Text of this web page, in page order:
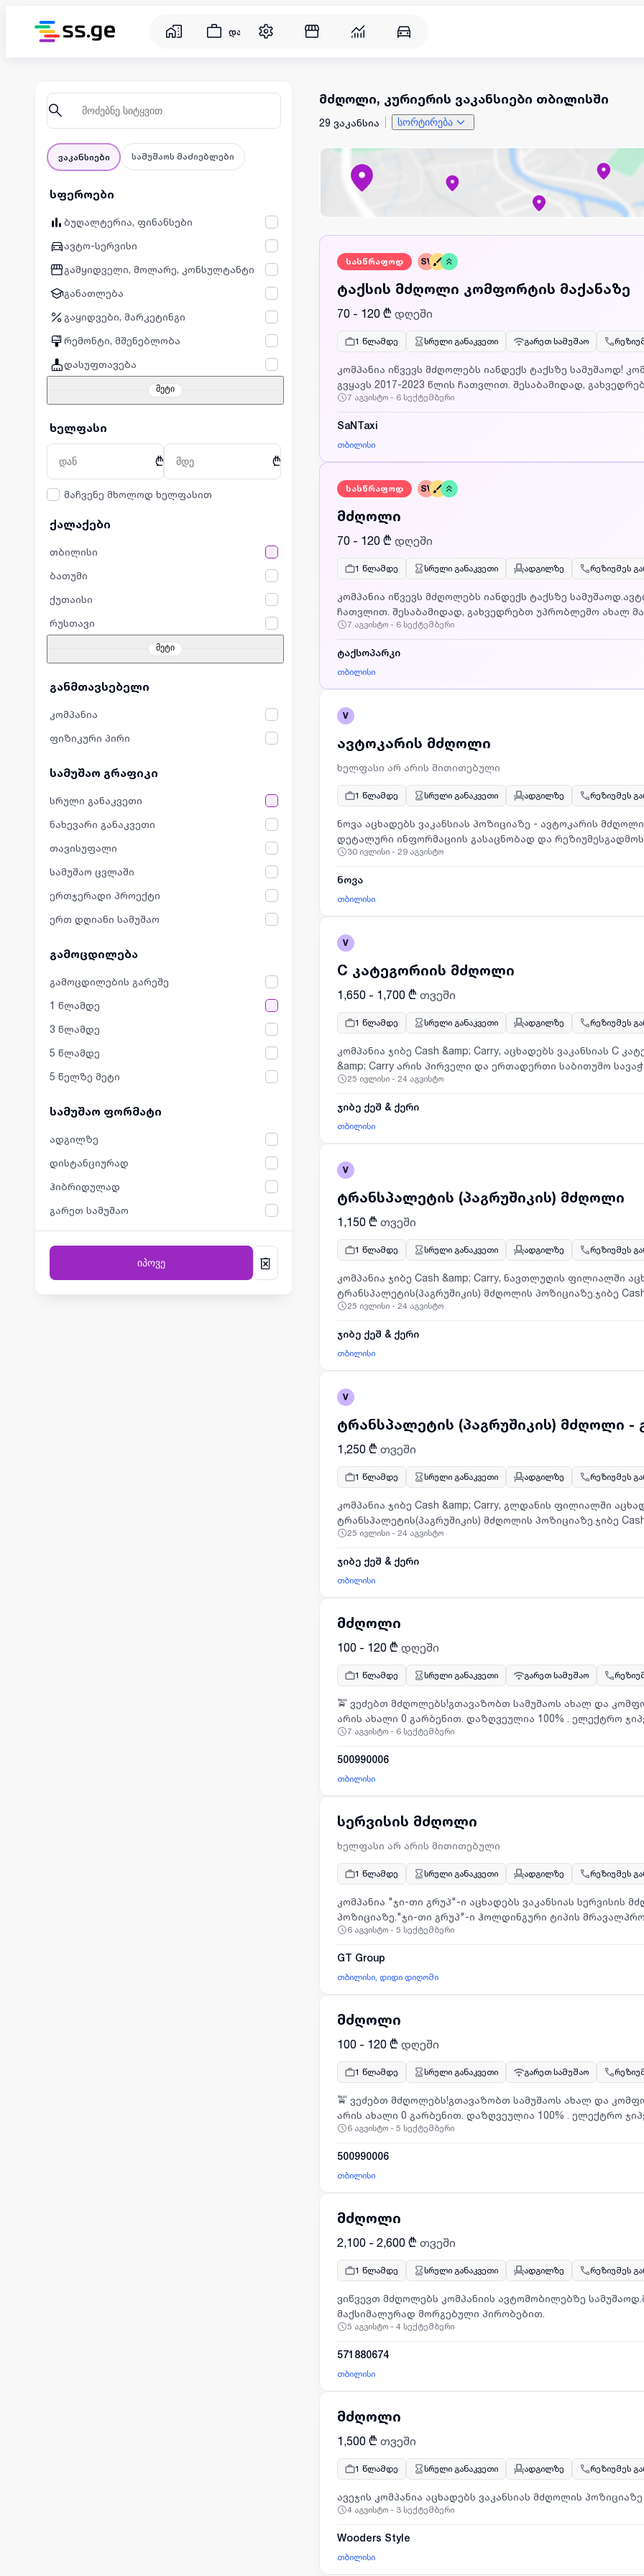
დასაქმება
ვაკანსიები სამუშაოს მაძიებლები
სფეროები
ბუღალტერია, ფინანსები
ავტო-სერვისი
გამყიდველი, მოლარე, კონსულტანტი
განათლება
გაყიდვები, მარკეტინგი
რემონტი, მშენებლობა
დასუფთავება
მეტი
ხელფასი
₾ ₾
მაჩვენე მხოლოდ ხელფასით
ქალაქები
თბილისი
ბათუმი
ქუთაისი
რუსთავი
მეტი
განმთავსებელი
კომპანია
ფიზიკური პირი
სამუშაო გრაფიკი
სრული განაკვეთი
ნახევარი განაკვეთი
თავისუფალი
სამუშაო ცვლაში
ერთჯერადი პროექტი
ერთ დღიანი სამუშაო
გამოცდილება
გამოცდილების გარეშე
1 წლამდე
3 წლამდე
5 წლამდე
5 წელზე მეტი
სამუშაო ფორმატი
ადგილზე
დისტანციურად
ჰიბრიდულად
გარეთ სამუშაო
იპოვე
მძღოლი, კურიერის ვაკანსიები თბილისში
29 ვაკანსია სორტირება
სასწრაფოდ SV
ტაქსის მძღოლი კომფორტის მაქანაზე
70 - 120 ₾ დღეში
1 წლამდე სრული განაკვეთი გარეთ სამუშაო
კომპანია იწვევს მძღოლებს იანდექს ტაქსზე სამუშაოდ!
გვყავს 2017-2023 წლის ჩათვლით. შესაბამიდად,
მანქანებს,რომლებიც გზადაგზა არ გაფუჭდება.დაზღვეულია 21-წლიდან 100%-ით.მძღოლებს
ვთავაზობთ ყველაზე კონკურენტულ პირობებს მეგობრულ
ვართ პასუხისმგებელი და ადგილზე მოსვლისას სიურპრიზები არ
ზის მხოლოდ ერთი მძღოლი. მანქანით მიდის სახლში და
დღიური შემოსავალი: 70- 120 ლარი. მოვალეობები: მანქანის გარეცხვა; გრაფიკით მუშაობის წესების
და გამოცდილ მძღოლებს; მინიმუმ 3 თვით მუშაობის სურვილით დეტალური ინფორმაციისთვის
7 აგვისტო - 6 სექტემბერი
SaNTaxi
თბილისი
სასწრაფოდ SV
მძღოლი
70 - 120 ₾ დღეში
1 წლამდე სრული განაკვეთი ადგილზე რეზიუმეს
კომპანია იწვევს მძღოლებს იანდექს ტაქსზე
ჩათვლით. შესაბამიდად, გახვედრებთ უპრობლემო ახალ
გაფუჭდება. დაზღვეულია 21-წლიდან 100%-ით. მძღოლებს
პირობებს მეგობრულ გარემოში. ჩვენს თითოეულ
მოსვლისას სიურპრიზები არ დაგხვდებათ; • ერთ
მიდის სახლში და დილით იწყებს სახლიდან მუშაობას; •
მოვალეობები: მანქანის გარეცხვა; გრაფიკით მუშაობის
მინიმუმ 3 თვით მუშაობის სურვილით.დეტალური
7 აგვისტო - 6 სექტემბერი
ტაქსოპარკი
თბილისი
V
ავტოკარის მძღოლი
ხელფასი არ არის მითითებული
1 წლამდე სრული განაკვეთი ადგილზე რეზიუმეს
ნოვა აცხადებს ვაკანსიას პოზიციაზე - ავტოკარის
დეტალური ინფორმაციის გასაცნობად და
ბმულს:https://hel-ai.com/apply/mDWVWrZc
30 ივლისი - 29 აგვისტო
ნოვა
თბილისი
V
C კატეგორიის მძღოლი
1,650 - 1,700 ₾ თვეში
1 წლამდე სრული განაკვეთი ადგილზე რეზიუმეს
კომპანია ჯიბე Cash &amp; Carry, აცხადებს ვაკანსიას C
&amp; Carry არის პირველი და ერთადერთი საბითუმო
ემსახურება იურიდიულ პირებს და საცალო
გეგმისა და მარშრუტის მიხედვითსაკვალიფიკაციო
უპირატესობა მიენიჭება სადისტრიბუციო კომპანიაში
და ლოკაციავაკანსიის შესახებ დეტალური ინფორმაციის
25 ივლისი - 24 აგვისტო
ჯიბე ქეშ & ქერი
თბილისი
V
ტრანსპალეტის (პაგრუშიკის) მძღოლი
1,150 ₾ თვეში
1 წლამდე სრული განაკვეთი ადგილზე რეზიუმეს
კომპანია ჯიბე Cash &amp; Carry, ნავთლუღის ფილიალში
ტრანსპალეტის(პაგრუშიკის) მძღოლის პოზიციაზე.ჯიბე
ერთადერთი საბითუმო სავაჭრო ქსელი საქართველოში,
სრულიანაზღაურება: 1150 ლარივაკანტური ადგილი -
ტრანსპალეტის (პაგრუშიკის) მართვის
25 ივლისი - 24 აგვისტო
ჯიბე ქეშ & ქერი
თბილისი
V
ტრანსპალეტის (პაგრუშიკის) მძღოლი -
1,250 ₾ თვეში
1 წლამდე სრული განაკვეთი ადგილზე რეზიუმეს
კომპანია ჯიბე Cash &amp; Carry, გლდანის ფილიალში
ტრანსპალეტის(პაგრუშიკის) მძღოლის პოზიციაზე.ჯიბე
ერთადერთი საბითუმო სავაჭრო ქსელი საქართველოში,
ანაზღაურება: 1250 ლარივაკანტური ადგილი -
ტრანსპალეტის (პაგრუშიკის) მართვის
25 ივლისი - 24 აგვისტო
ჯიბე ქეშ & ქერი
თბილისი
მძღოლი
100 - 120 ₾ დღეში
1 წლამდე სრული განაკვეთი გარეთ სამუშაო
🚖 ვეძებთ მძღოლებს!გთავაზობთ სამუშაოს ახალ და
არის ახალი 0 გარბენით. დაზღვეულია 100% . ელექტრო
ბოლტ.მანქანები ყველა ახალია და გვყავს
დაინტერესებული ხართ ან გსურთ დამატებითი
შეტყობინებაში ან დაგვიკავშირდით.შესაძლებელია
7 აგვისტო - 6 სექტემბერი
500990006
თბილისი
სერვისის მძღოლი
ხელფასი არ არის მითითებული
1 წლამდე სრული განაკვეთი ადგილზე რეზიუმეს
კომპანია "ჯი-თი გრუპ"-ი აცხადებს ვაკანსიას სერვისის
პოზიციაზე."ჯი-თი გრუპ"-ი ჰოლდინგური ტიპის
სავაჭრო და მომსახურების ოპერაციებით. კომპანია
მასალების ბრენდებს: Ford Trucks, Iveco, New Holland, Isuzu,
დეტალური ინფორმაციის გასაცნობად, გთხოვთ, ეწვიოთ
6 აგვისტო - 5 სექტემბერი
GT Group
თბილისი, დიდი დიღომი
მძღოლი
100 - 120 ₾ დღეში
1 წლამდე სრული განაკვეთი გარეთ სამუშაო
🚖 ვეძებთ მძღოლებს!გთავაზობთ სამუშაოს ახალ და კომფორტულ ავტომობილებზე.ყველა მანქანა
არის ახალი 0 გარბენით. დაზღვეულია 100% . ელექტრო ჯიპები.
ბოლტ.მანქანები ყველა ახალია და გვყავს
დაინტერესებული ხართ ან გსურთ დამატებითი
შეტყობინებაში ან დაგვიკავშირდით
6 აგვისტო - 5 სექტემბერი
500990006
თბილისი
მძღოლი
2,100 - 2,600 ₾ თვეში
1 წლამდე სრული განაკვეთი ადგილზე რეზიუმეს
ვიწვევთ მძღოლებს კომპანიის ავტომობილებზე
მაქსიმალურად მორგებული პირობებით.
5 აგვისტო - 4 სექტემბერი
571880674
თბილისი
მძღოლი
1,500 ₾ თვეში
1 წლამდე სრული განაკვეთი ადგილზე რეზიუმეს
ავეჯის კომპანია აცხადებს ვაკანსიას მძღოლის
4 აგვისტო - 3 სექტემბერი
Wooders Style
თბილისი